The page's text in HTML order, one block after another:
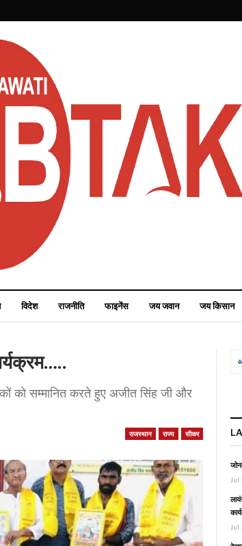
विदेश राजनीति फाइनेंस जय जवान जय किसान
को सम्मानित करते हुए अजीत सिंह जी और
राजस्थान राज्य सीकर
Jul
Jul